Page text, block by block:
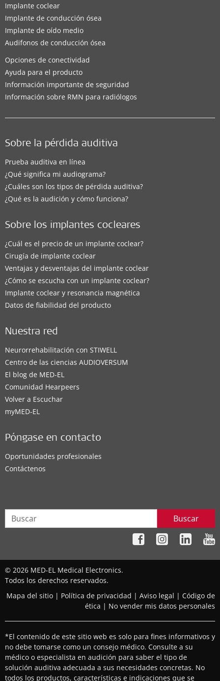
Implante coclear
Implante de conducción ósea
Implante de oído medio
Audifonos de conducción ósea
Opciones de conectividad
Ayuda para el producto
Información importante de seguridad
Información sobre RMN para radiólogos
Sobre la pérdida auditiva
Prueba auditiva en línea
¿Qué significa mi audiograma?
¿Cuáles son los tipos de pérdida auditiva?
¿Qué es la audición y cómo funciona?
Sobre los implantes cocleares
¿Cuál es el precio de un implante coclear?
Cirugía de implante coclear
Ventajas y desventajas del implante coclear
¿Cómo se escucha con un implante coclear?
Implante coclear y resonancia magnética
Datos de fiabilidad del producto
Nuestra red
Neurorrehabilitación con STIWELL
Centro de las ciencias AUDIOVERSUM
El blog de MED-EL
Comunidad Hearpeers
Volver a Escuchar
myMED‑EL
Póngase en contacto
Oportunidades profesionales
Contáctenos
Buscar
© 2026 MED-EL Medical Electronics.
Todos los derechos reservados.
Mapa del sitio | Política de privacidad | Aviso legal | Código de
ética | No vender mis datos personales
*El contenido de este sitio web es solo para fines informativos y
no debe tomarse como un consejo médico. Consulte a su
médico o especialista en audición para saber el tipo de
solución auditiva adecuada a sus necesidades concretas. No
todos los productos, características e indicaciones que se